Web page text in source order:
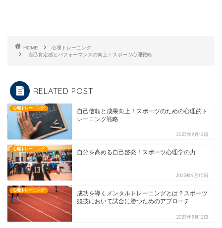
HOME
心理トレーニング
自己肯定感とパフォーマンスの向上！スポーツ心理戦略
RELATED POST
心理トレーニング
自己信頼と成果向上！スポーツのための心理的ト
レーニング戦略
2023年9月12日
心理トレーニング 自分を高める自己啓発！スポーツ心理学の力
2023年9月15日
心理トレーニング
成功を導くメンタルトレーニングとは？スポーツ
競技において試合に勝つためのアプローチ
2023年9月12日